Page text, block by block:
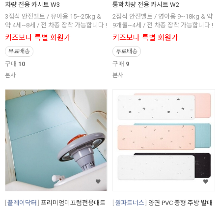
차량 전용 카시트 W3
3점식 안전벨트 / 유아용 15~25kg &
약 4세~8세 / 전 차종 장착 가능합니다 !
키즈보나 특별 회원가
무료배송
구매 10
본사
통학차량 전용 카시트 W2
2점식 안전벨트 / 영아용 9~18kg & 약
9개월~4세 / 전 차종 장착 가능합니다 !
키즈보나 특별 회원가
무료배송
구매 9
본사
플레이닥터 프리미엄미끄럼전용매트 원파트너스
양면 PVC 중형 주방 발매